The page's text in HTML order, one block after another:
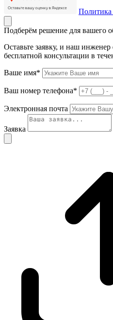
Политика
Подберём решение для вашего
Оставьте заявку, и наш инженер
бесплатной консультации в
Ваше имя*
Ваш номер телефона*
Электронная почта
Заявка